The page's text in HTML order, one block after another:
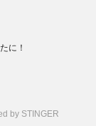
に！
by STINGER